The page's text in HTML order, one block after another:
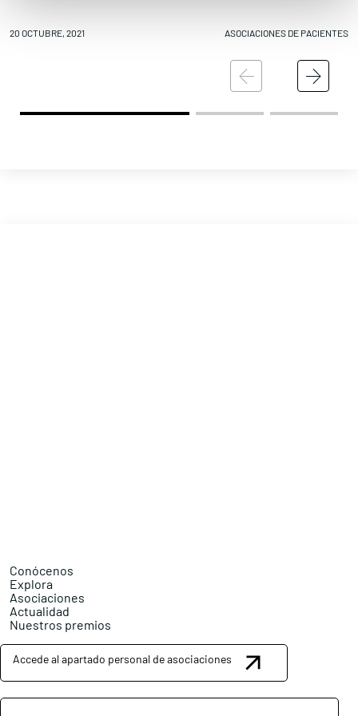
20 OCTUBRE, 2021 ASOCIACIONES DE PACIENTES
Conócenos
Explora
Asociaciones
Actualidad
Nuestros premios
Accede al apartado personal de asociaciones